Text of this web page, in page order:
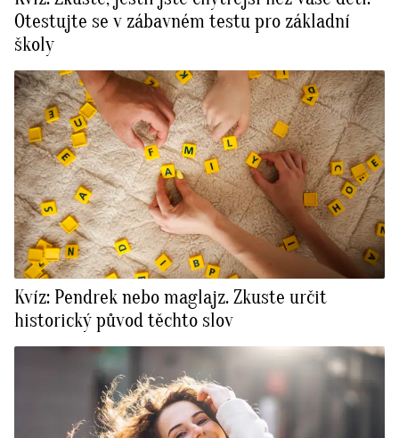
Otestujte se v zábavném testu pro základní
školy
Kvíz: Pendrek nebo maglajz. Zkuste určit
historický původ těchto slov